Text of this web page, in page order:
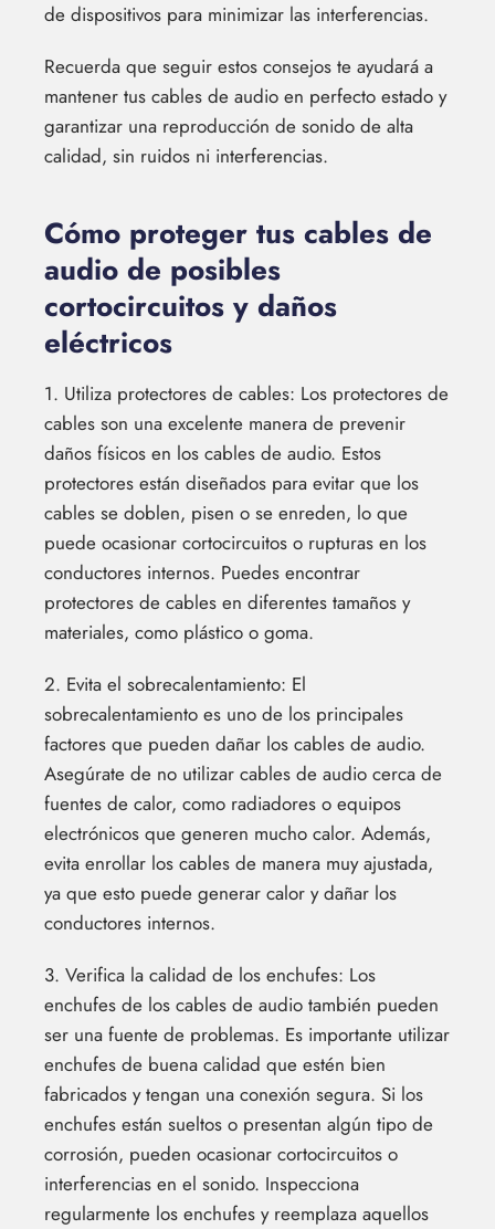
de dispositivos para minimizar las interferencias.
Recuerda que seguir estos consejos te ayudará a
mantener tus cables de audio en perfecto estado y
garantizar una reproducción de sonido de alta
calidad, sin ruidos ni interferencias.
Cómo proteger tus cables de
audio de posibles
cortocircuitos y daños
eléctricos
1. Utiliza protectores de cables: Los protectores de
cables son una excelente manera de prevenir
daños físicos en los cables de audio. Estos
protectores están diseñados para evitar que los
cables se doblen, pisen o se enreden, lo que
puede ocasionar cortocircuitos o rupturas en los
conductores internos. Puedes encontrar
protectores de cables en diferentes tamaños y
materiales, como plástico o goma.
2. Evita el sobrecalentamiento: El
sobrecalentamiento es uno de los principales
factores que pueden dañar los cables de audio.
Asegúrate de no utilizar cables de audio cerca de
fuentes de calor, como radiadores o equipos
electrónicos que generen mucho calor. Además,
evita enrollar los cables de manera muy ajustada,
ya que esto puede generar calor y dañar los
conductores internos.
3. Verifica la calidad de los enchufes: Los
enchufes de los cables de audio también pueden
ser una fuente de problemas. Es importante utilizar
enchufes de buena calidad que estén bien
fabricados y tengan una conexión segura. Si los
enchufes están sueltos o presentan algún tipo de
corrosión, pueden ocasionar cortocircuitos o
interferencias en el sonido. Inspecciona
regularmente los enchufes y reemplaza aquellos